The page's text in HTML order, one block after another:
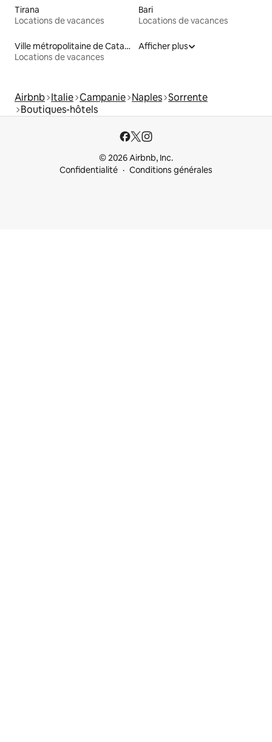
Tirana
Locations de vacances
Bari
Locations de vacances
Ville métropolitaine de Catane
Locations de vacances
Afficher plus
Airbnb Italie Campanie Naples Sorrente
Boutiques-hôtels
© 2026 Airbnb, Inc.
Confidentialité
Conditions générales